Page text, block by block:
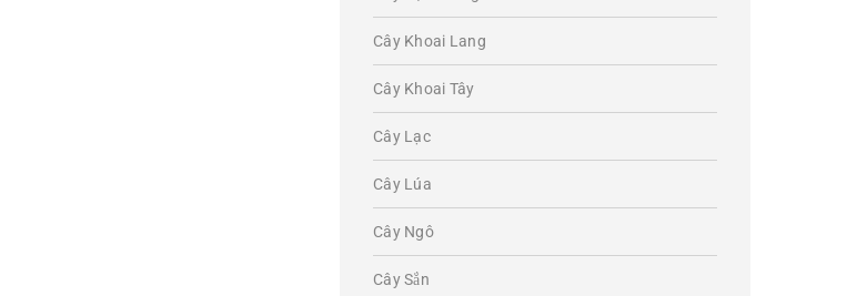
Cây Khoai Lang
Cây Khoai Tây
Cây Lạc
Cây Lúa
Cây Ngô
Cây Sắn